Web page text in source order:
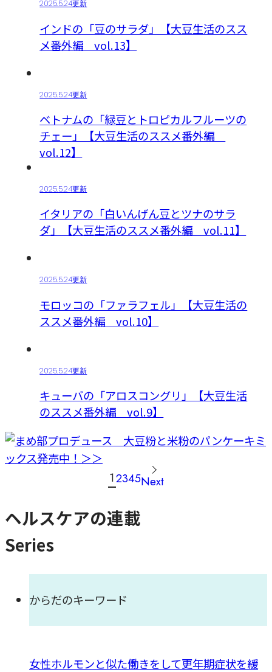
2025.5.24更新
インドの「豆のサラダ」【大豆生活のスス
メ番外編 vol.13】
2025.5.24更新
ベトナムの「緑豆とトロピカルフルーツの
チェー」【大豆生活のススメ番外編
vol.12】
2025.5.24更新
イタリアの「白いんげん豆とツナのサラ
ダ」【大豆生活のススメ番外編 vol.11】
2025.5.24更新
モロッコの「ファラフェル」【大豆生活の
ススメ番外編 vol.10】
2025.5.24更新
キューバの「アロスコングリ」【大豆生活
のススメ番外編 vol.9】
ペ
ー
ジ
12345Next
ヘルスケアの連載
Series
からだのキーワード
女性ホルモンと似た働きをして更年期症状を緩